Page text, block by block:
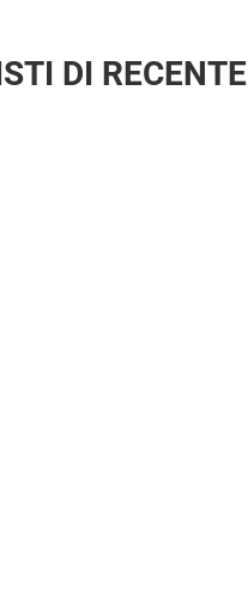
DI RECENTE